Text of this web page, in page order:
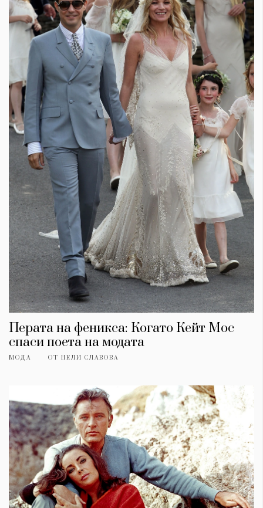
Перата на феникса: Когато Кейт Мос
спаси поета на модата
МОДА ОТ НЕЛИ СЛАВОВА
КАТЕГОРИИ
Wine&Dine
Подкасти
Мода
Dialogue
Изкуство
ЗА НАС
Условия за
ползване
За нас
Реклама
Политика за